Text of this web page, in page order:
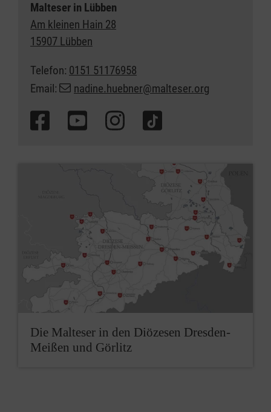
Malteser in Lübben
Am kleinen Hain 28
15907 Lübben
Telefon: 0151 51176958
Email:
nadine.huebner@malteser.org
Die Malteser in den Diözesen Dresden-
Meißen und Görlitz